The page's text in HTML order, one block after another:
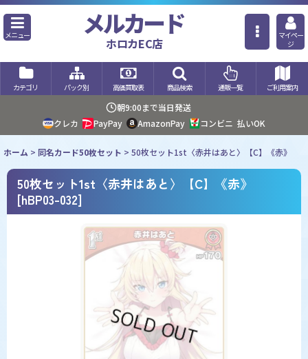
メニュー メルカード
ホロカEC店
マイペー
ジ
カテゴリ パック別 高価買取表 商品検索 通販一覧 ご利用案内
朝9:00まで当日発送
クレカ
PayPay AmazonPay コンビニ 払いOK
ホーム > 同名カード50枚セット > 50枚セット1st〈赤井はあと〉【C】《赤》
50枚セット1st〈赤井はあと〉【C】《赤》
[hBP03-032]